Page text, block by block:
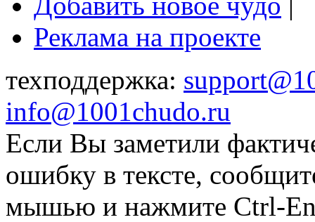
Реклама на проекте
техподдержка:
info@1001chudo.ru
Если Вы заметили
ошибку в тексте,
мышью и нажмите Ctrl-